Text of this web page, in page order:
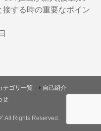
接する時の重要なポイン
テゴリ一覧
自己紹介
せ
.All Rights Reserved.